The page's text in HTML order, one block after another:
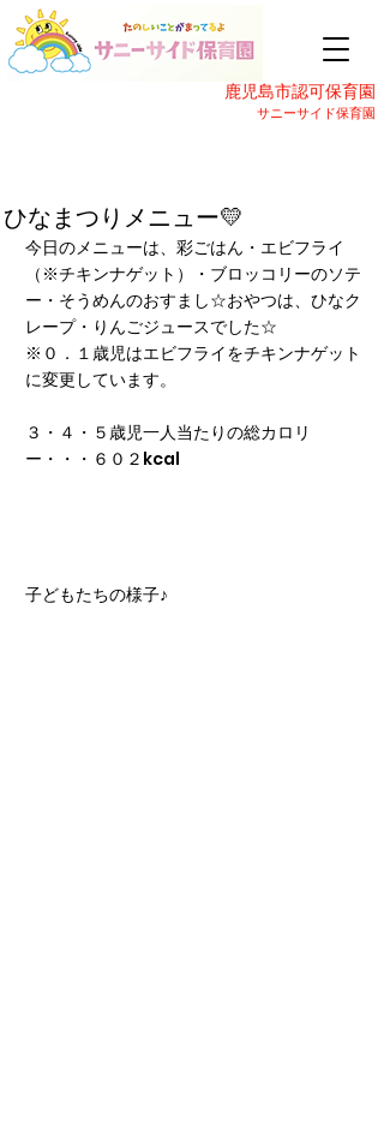
鹿児島市認可保育園
サニーサイド保育園
ひなまつりメニュー💛
今日のメニューは、彩ごはん・エビフライ
（※チキンナゲット）・ブロッコリーのソテ
ー・そうめんのおすまし☆おやつは、ひなク
レープ・りんごジュースでした☆
※０．１歳児はエビフライをチキンナゲット
に変更しています。
３・４・５歳児一人当たりの総カロリ
ー・・・６０２kcal
子どもたちの様子♪